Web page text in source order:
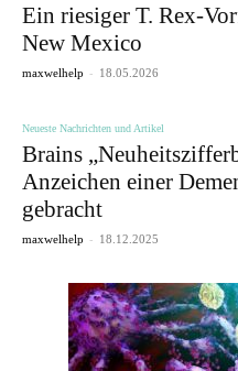
Ein riesiger T. Rex-
New Mexico
maxwelhelp - 18.05.2026
Neueste Nachrichten und Artikel
Brains
Anzeichen einer
gebracht
maxwelhelp - 18.12.2025